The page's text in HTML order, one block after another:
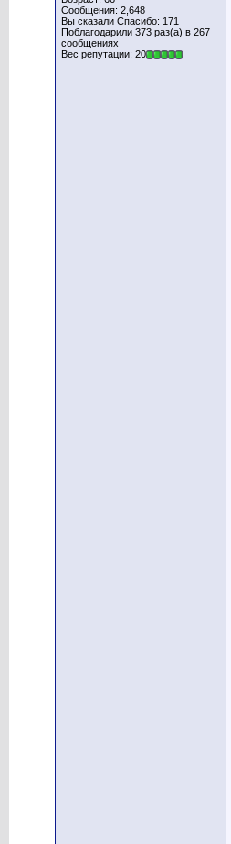
Сообщения: 2,648
Вы сказали Спасибо: 171
Поблагодарили 373 раз(а) в 267
сообщениях
Вес репутации: 20